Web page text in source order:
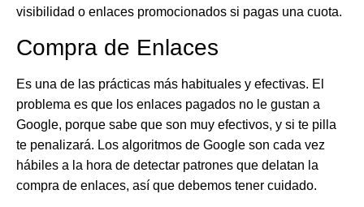
visibilidad o enlaces promocionados si pagas una cuota.
Compra de Enlaces
Es una de las prácticas más habituales y efectivas. El
problema es que los enlaces pagados no le gustan a
Google, porque sabe que son muy efectivos, y si te pilla
te penalizará. Los algoritmos de Google son cada vez
hábiles a la hora de detectar patrones que delatan la
compra de enlaces, así que debemos tener cuidado.